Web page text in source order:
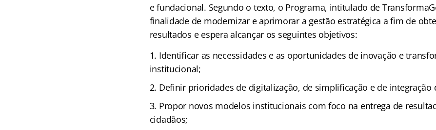
e fundacional. Segundo o texto, o Programa, intitulado de
finalidade de modernizar e aprimorar a gestão estratégica a fim de
resultados e espera alcançar os seguintes objetivos:
Identificar as necessidades e as oportunidades de inovação e
institucional;
Definir prioridades de digitalização, de simplificação e de integração
Propor novos modelos institucionais com foco na entrega de
cidadãos;